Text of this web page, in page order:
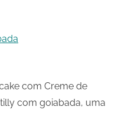
com Creme de
com goiabada, uma